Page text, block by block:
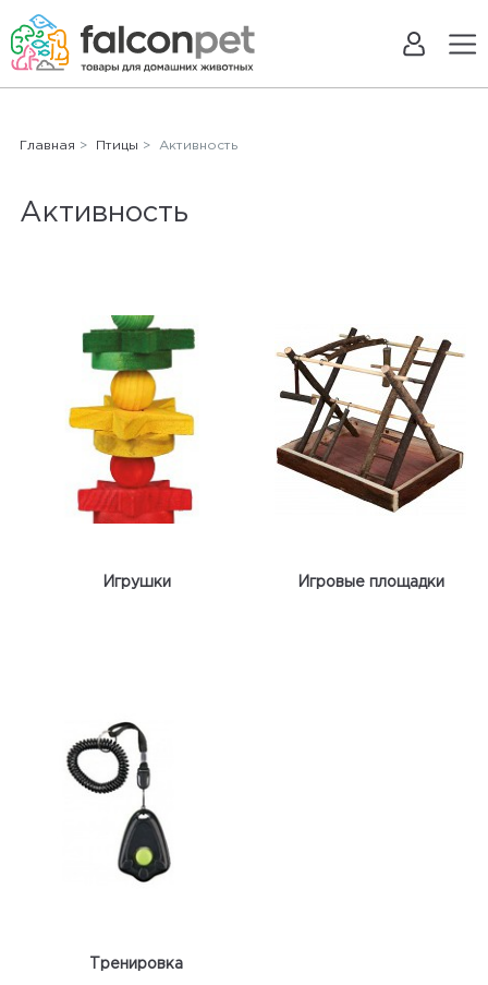
Главная > Птицы > Активность
Активность
Игрушки Игровые площадки
Тренировка